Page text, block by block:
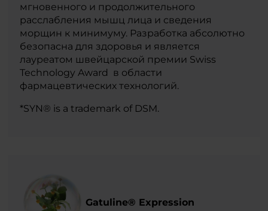
мгновенного и продолжительного
расслабления мышц лица и сведения
морщин к минимуму. Разработка абсолютно
безопасна для здоровья и является
лауреатом швейцарской премии Swiss
Technology Award в области
фармацевтических технологий.
*SYN® is a trademark of DSM.
Gatuline® Expression